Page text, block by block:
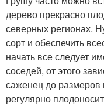
Соседи для
Соседи на грядке
дерево прекрасно
северных регионах.
сорт и обеспечить
начать все следует
соседей, от этого
саженец до размеров
регулярно